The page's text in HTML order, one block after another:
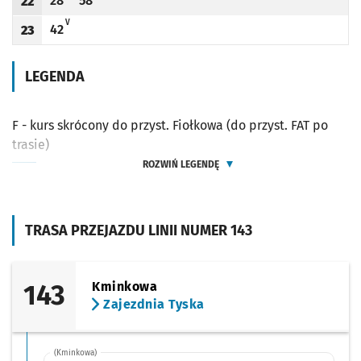
TRASA PRZEJAZDU LINII NUMER 143
143
Kminkowa
Zajezdnia Tyska
(Kminkowa)
Godzina odjazdu
Odjazd
minut po godzinie 22
Odjazd
minut po godzinie 22
Godzina odjazdu
23
Odjazd
42
minut po godzinie 23
VV - ZJAZD DO ZAJEZDNI PRZY UL. TYSKIEJ (DO PRZYST. ARMII KRAJOWEJ
LEGENDA
F - kurs skrócony do przyst. Fiołkowa (do przyst. FAT po
trasie)
ROZWIŃ LEGENDĘ